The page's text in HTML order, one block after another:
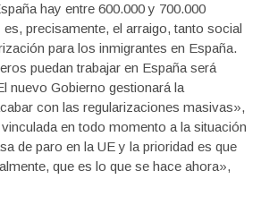
hay entre 600.000 y 700.000
precisamente, el arraigo, tanto social
para los inmigrantes en España.
puedan trabajar en España será
nuevo Gobierno gestionará la
con las regularizaciones masivas»,
en todo momento a la situación
de paro en la UE y la prioridad es que
que es lo que se hace ahora»,